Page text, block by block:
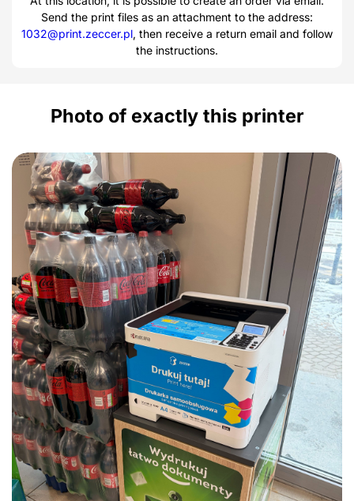
Send the print files as an attachment to the address:
1032@print.zeccer.pl, then receive a return email and follow
the instructions.
Photo of exactly this printer